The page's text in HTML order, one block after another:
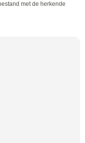
met de herkende